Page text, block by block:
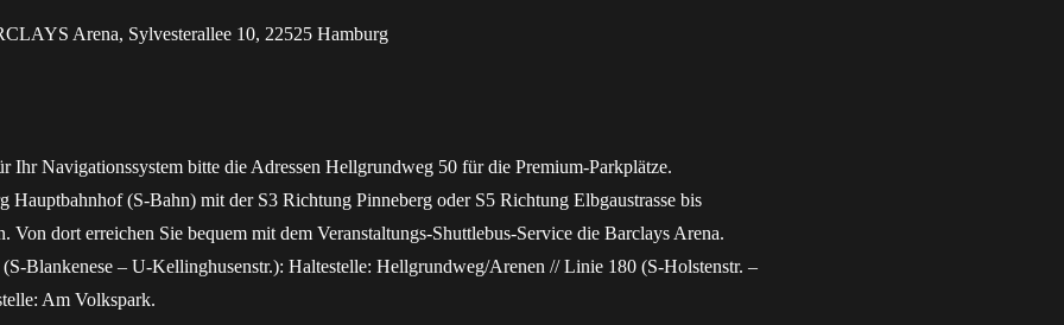
Arena, Sylvesterallee 10, 22525 Hamburg
Ihr Navigationssystem bitte die Adressen Hellgrundweg 50 für die Premium-Parkplätze.
Hauptbahnhof (S-Bahn) mit der S3 Richtung Pinneberg oder S5 Richtung Elbgaustrasse bis
Von dort erreichen Sie bequem mit dem Veranstaltungs-Shuttlebus-Service die Barclays Arena.
Blankenese – U-Kellinghusenstr.): Haltestelle: Hellgrundweg/Arenen // Linie 180 (S-Holstenstr. –
Am Volkspark.